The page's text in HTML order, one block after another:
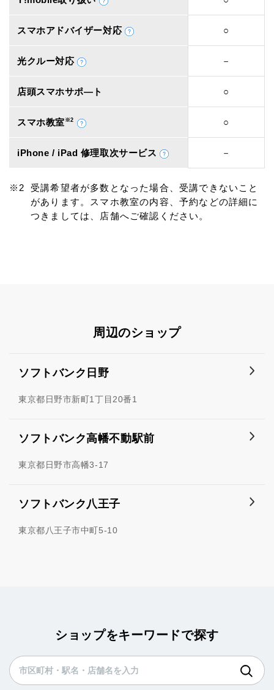
スマホアドバイザー対応 ○
光クルー対応 －
店頭スマホサポ―ト ○
スマホ教室 ※2 ○
iPhone / iPad 修理取次サービス －
受講希望者が多数となった場合、受講できないこと
があります。スマホ教室の内容、予約などの詳細に
つきましては、店舗へご確認ください。
周辺のショップ
ソフトバンク日野
東京都日野市新町1丁目20番1
ソフトバンク高幡不動駅前
東京都日野市高幡3-17
ソフトバンク八王子
東京都八王子市中町5-10
ショップをキーワードで探す